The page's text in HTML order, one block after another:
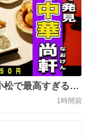
松で最高すぎる町
全員行くべきで
1時間前